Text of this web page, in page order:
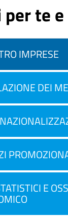
te
IMPRESE
DEI
E